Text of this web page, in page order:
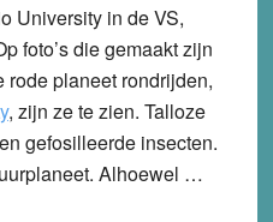
University in de VS,
foto’s die gemaakt zijn
rode planeet rondrijden,
, zijn ze te zien. Talloze
gefosilleerde insecten.
Alhoewel …